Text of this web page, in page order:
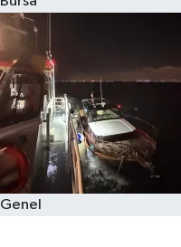
Genel
Sağlık
Dünya
Magazin